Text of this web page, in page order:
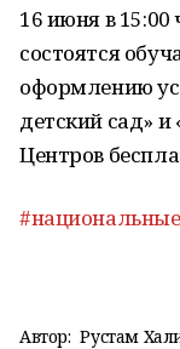
16 июня в
состоятся
оформлению
детский сад»
Центров
Автор: Рустам